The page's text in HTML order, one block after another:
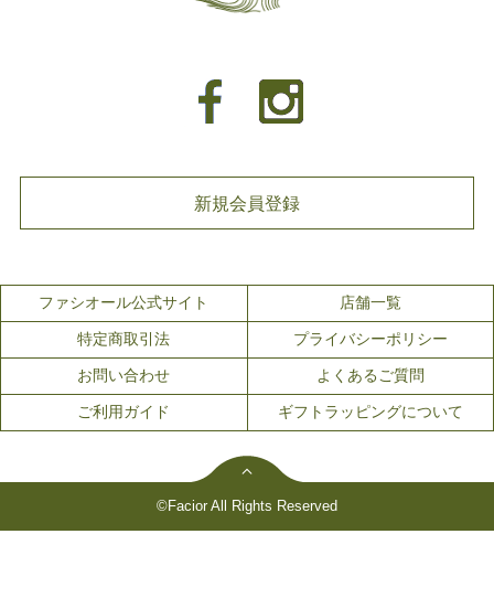
新規会員登録
ファシオール公式サイト 店舗一覧
特定商取引法 プライバシーポリシー
お問い合わせ よくあるご質問
ご利用ガイド ギフトラッピングについて
©Facior All Rights Reserved